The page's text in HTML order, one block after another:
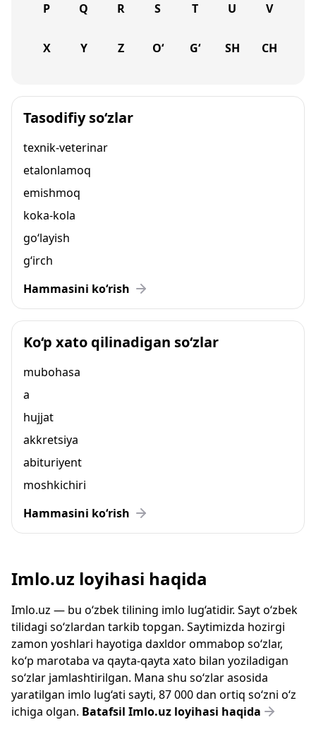
P Q R S T U V
X Y Z O‘ G‘ SH CH
Tasodifiy so‘zlar
texnik-veterinar
etalonlamoq
emishmoq
koka-kola
go‘layish
g‘irch
Hammasini ko‘rish
Ko‘p xato qilinadigan so‘zlar
mubohasa
a
hujjat
akkretsiya
abituriyent
moshkichiri
Hammasini ko‘rish
Imlo.uz loyihasi haqida
Imlo.uz — bu o‘zbek tilining imlo lug‘atidir. Sayt o‘zbek
tilidagi so‘zlardan tarkib topgan. Saytimizda hozirgi
zamon yoshlari hayotiga daxldor ommabop so‘zlar,
ko‘p marotaba va qayta-qayta xato bilan yoziladigan
so‘zlar jamlashtirilgan. Mana shu so‘zlar asosida
yaratilgan imlo lug‘ati sayti, 87 000 dan ortiq so‘zni o‘z
ichiga olgan. Batafsil Imlo.uz loyihasi haqida